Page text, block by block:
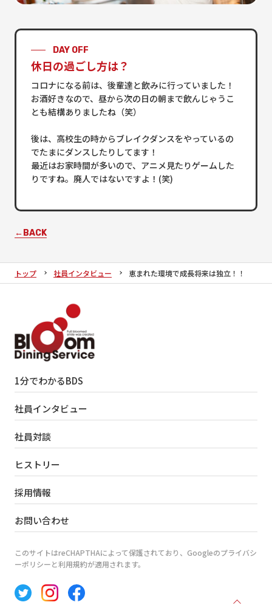
DAY OFF
休日の過ごし方は？
コロナになる前は、後輩達と飲みに行っていました！
お酒好きなので、昼から次の日の朝まで飲んじゃうこ
とも結構ありましたね（笑）
後は、高校生の時からブレイクダンスをやっているの
でたまにダンスしたりしてます！
最近はお家時間が多いので、アニメ見たりゲームした
りですね。廃人ではないですよ！(笑)
←BACK
トップ 社員インタビュー 恵まれた環境で成長将来は独立！！
1分でわかるBDS
社員インタビュー
社員対談
ヒストリー
採用情報
お問い合わせ
このサイトはreCHAPTHAによって保護されており、Googleのプライバシ
ーポリシーと利用規約が適用されます。